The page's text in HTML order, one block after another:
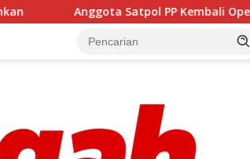
Anggota Satpol PP Kembali Operasikan